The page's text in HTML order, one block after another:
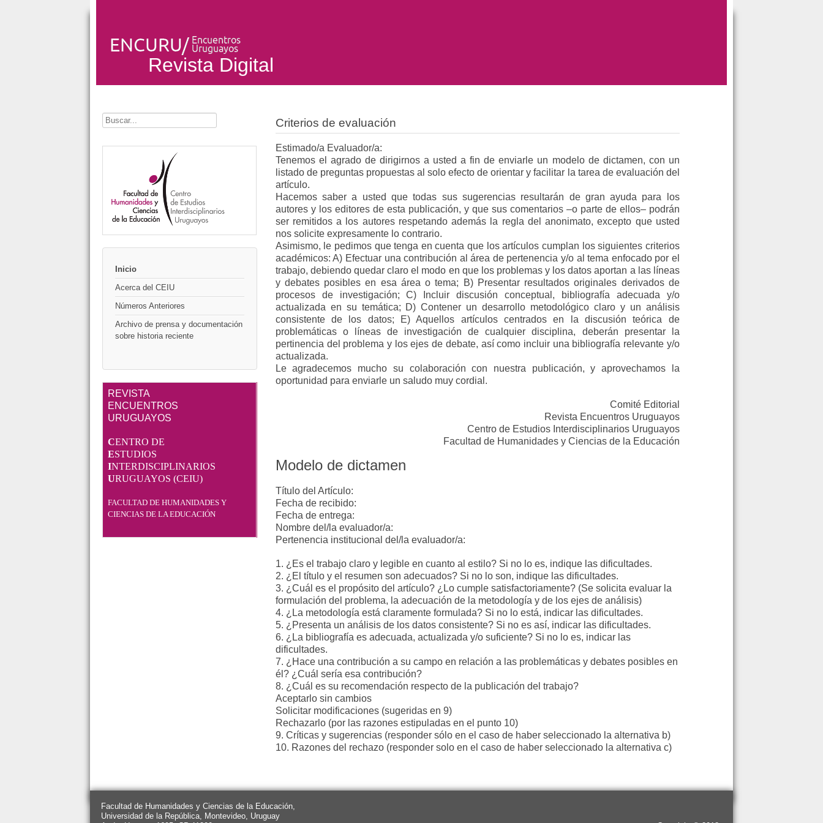
Revista Digital
Buscar...
Inicio
Acerca del CEIU
Números Anteriores
Archivo de prensa y documentación
sobre historia reciente
REVISTA
ENCUENTROS
URUGUAYOS
CENTRO DE
ESTUDIOS
INTERDISCIPLINARIOS
URUGUAYOS (CEIU)
FACULTAD DE HUMANIDADES Y
CIENCIAS DE LA EDUCACIÓN
Criterios de evaluación
Estimado/a Evaluador/a:
Tenemos el agrado de dirigirnos a usted a fin de enviarle un modelo de dictamen, con un
listado de preguntas propuestas al solo efecto de orientar y facilitar la tarea de evaluación del
artículo.
Hacemos saber a usted que todas sus sugerencias resultarán de gran ayuda para los
autores y los editores de esta publicación, y que sus comentarios –o parte de ellos– podrán
ser remitidos a los autores respetando además la regla del anonimato, excepto que usted
nos solicite expresamente lo contrario.
Asimismo, le pedimos que tenga en cuenta que los artículos cumplan los siguientes criterios
académicos: A) Efectuar una contribución al área de pertenencia y/o al tema enfocado por el
trabajo, debiendo quedar claro el modo en que los problemas y los datos aportan a las líneas
y debates posibles en esa área o tema; B) Presentar resultados originales derivados de
procesos de investigación; C) Incluir discusión conceptual, bibliografía adecuada y/o
actualizada en su temática; D) Contener un desarrollo metodológico claro y un análisis
consistente de los datos; E) Aquellos artículos centrados en la discusión teórica de
problemáticas o líneas de investigación de cualquier disciplina, deberán presentar la
pertinencia del problema y los ejes de debate, así como incluir una bibliografía relevante y/o
actualizada.
Le agradecemos mucho su colaboración con nuestra publicación, y aprovechamos la
oportunidad para enviarle un saludo muy cordial.
Comité Editorial
Revista Encuentros Uruguayos
Centro de Estudios Interdisciplinarios Uruguayos
Facultad de Humanidades y Ciencias de la Educación
Modelo de dictamen
Título del Artículo:
Fecha de recibido:
Fecha de entrega:
Nombre del/la evaluador/a:
Pertenencia institucional del/la evaluador/a:
1. ¿Es el trabajo claro y legible en cuanto al estilo? Si no lo es, indique las dificultades.
2. ¿El título y el resumen son adecuados? Si no lo son, indique las dificultades.
3. ¿Cuál es el propósito del artículo? ¿Lo cumple satisfactoriamente? (Se solicita evaluar la
formulación del problema, la adecuación de la metodología y de los ejes de análisis)
4. ¿La metodología está claramente formulada? Si no lo está, indicar las dificultades.
5. ¿Presenta un análisis de los datos consistente? Si no es así, indicar las dificultades.
6. ¿La bibliografía es adecuada, actualizada y/o suficiente? Si no lo es, indicar las
dificultades.
7. ¿Hace una contribución a su campo en relación a las problemáticas y debates posibles en
él? ¿Cuál sería esa contribución?
8. ¿Cuál es su recomendación respecto de la publicación del trabajo?
Aceptarlo sin cambios
Solicitar modificaciones (sugeridas en 9)
Rechazarlo (por las razones estipuladas en el punto 10)
9. Críticas y sugerencias (responder sólo en el caso de haber seleccionado la alternativa b)
10. Razones del rechazo (responder solo en el caso de haber seleccionado la alternativa c)
Facultad de Humanidades y Ciencias de la Educación,
Universidad de la República, Montevideo, Uruguay